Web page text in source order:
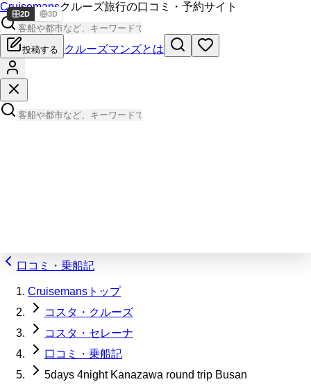
Cruisemansクルーズ旅行の口コミ・予約サイト
投稿する クルーズマンズとは
口コミ・乗船記
Cruisemansトップ
コスタ・クルーズ
コスタ・セレーナ
口コミ・乗船記
5days 4night Kanazawa round trip Busan
2D 3D